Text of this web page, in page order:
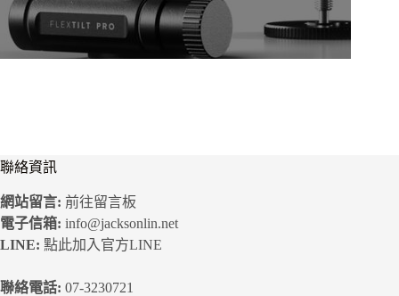
聯絡資訊
網站留言: 前往留言板
電子信箱: info@jacksonlin.net
LINE: 點此加入官方LINE
聯絡電話: 07-3230721